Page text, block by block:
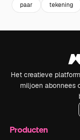
paar tekening
Het creatieve
miljoen abonnees
Producten